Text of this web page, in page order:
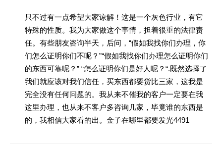
只不过有一点希望大家谅解！这是一个灰色行业，有它
特殊的性质。我为大家做这个事情，担着很重的法律责
任。有些朋友咨询半天，后问，“假如我找你们办理，你
们怎么证明你们不呢？”“假如我找你们办理怎么证明你们
的东西可靠呢？” “怎么证明你们是好人呢？“.既然选择了
我们就应该对我们信任，买东西都要货比三家，这我是
完全没有任何问题的。我从来不催我的客户一定要在我
这里办理，也从来不客户多咨询几家，毕竟谁的东西是
的，我相信大家看的出。金子在哪里都要发光4491